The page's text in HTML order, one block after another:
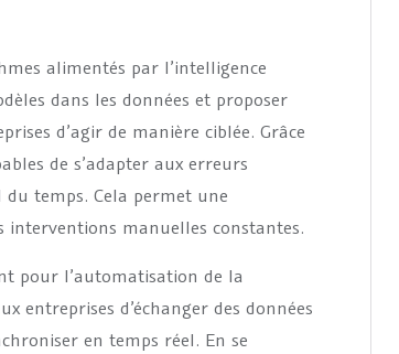
alimentés par l’intelligence
dans les données et proposer
d’agir de manière ciblée. Grâce
de s’adapter aux erreurs
temps. Cela permet une
manuelles constantes.
pour l’automatisation de la
entreprises d’échanger des données
en temps réel. En se